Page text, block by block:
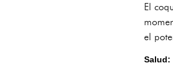
El
el
Salud: